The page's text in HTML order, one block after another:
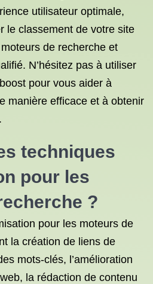
utilisateur optimale,
le classement de votre site
de recherche et
N’hésitez pas à utiliser
pour vous aider à
manière efficace et à obtenir
techniques
pour les
?
pour les moteurs de
la création de liens de
mots-clés, l’amélioration
la rédaction de contenu